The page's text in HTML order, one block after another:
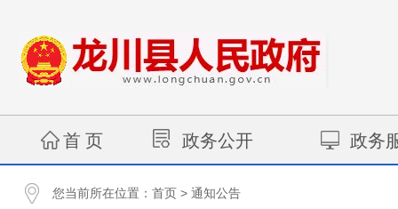
首 页 政务公开 政务
您当前所在位置： 首页 > 通知公告